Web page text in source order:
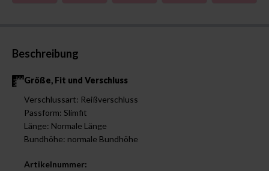
Beschreibung
Größe, Fit und Verschluss
Verschlussart: Reißverschluss
Passform: Slimfit
Länge: Normale Länge
Bundhöhe: normale Bundhöhe
Artikelnummer: